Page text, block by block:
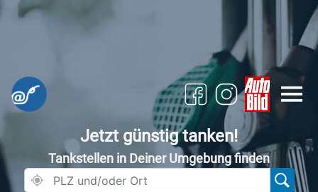
Jetzt günstig tanken!
Tankstellen in Deiner Umgebung finden